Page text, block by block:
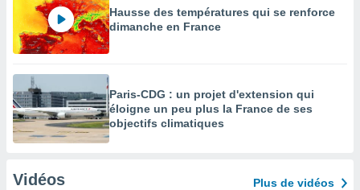
Hausse des températures qui se renforce
dimanche en France
Paris-CDG : un projet d'extension qui
éloigne un peu plus la France de ses
objectifs climatiques
Vidéos Plus de vidéos